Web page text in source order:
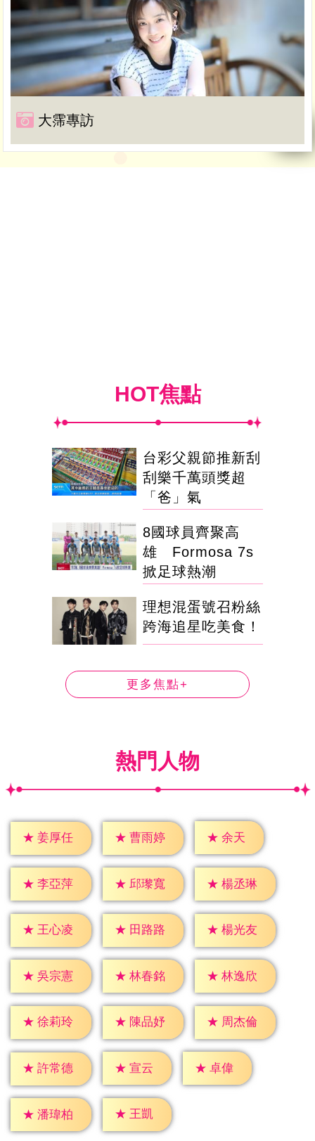
大霈專訪
HOT焦點
台彩父親節推新刮
刮樂千萬頭獎超
「爸」氣
8國球員齊聚高
雄 Formosa 7s
掀足球熱潮
理想混蛋號召粉絲
跨海追星吃美食！
更多焦點+
熱門人物
★ 姜厚任 ★ 曹雨婷 ★ 余天
★ 李亞萍 ★ 邱瓈寬 ★ 楊丞琳
★ 王心凌 ★ 田路路 ★ 楊光友
★ 吳宗憲 ★ 林春銘 ★ 林逸欣
★ 徐莉玲 ★ 陳品妤 ★ 周杰倫
★ 許常德 ★ 宣云 ★ 卓偉
★ 潘瑋柏 ★ 王凱